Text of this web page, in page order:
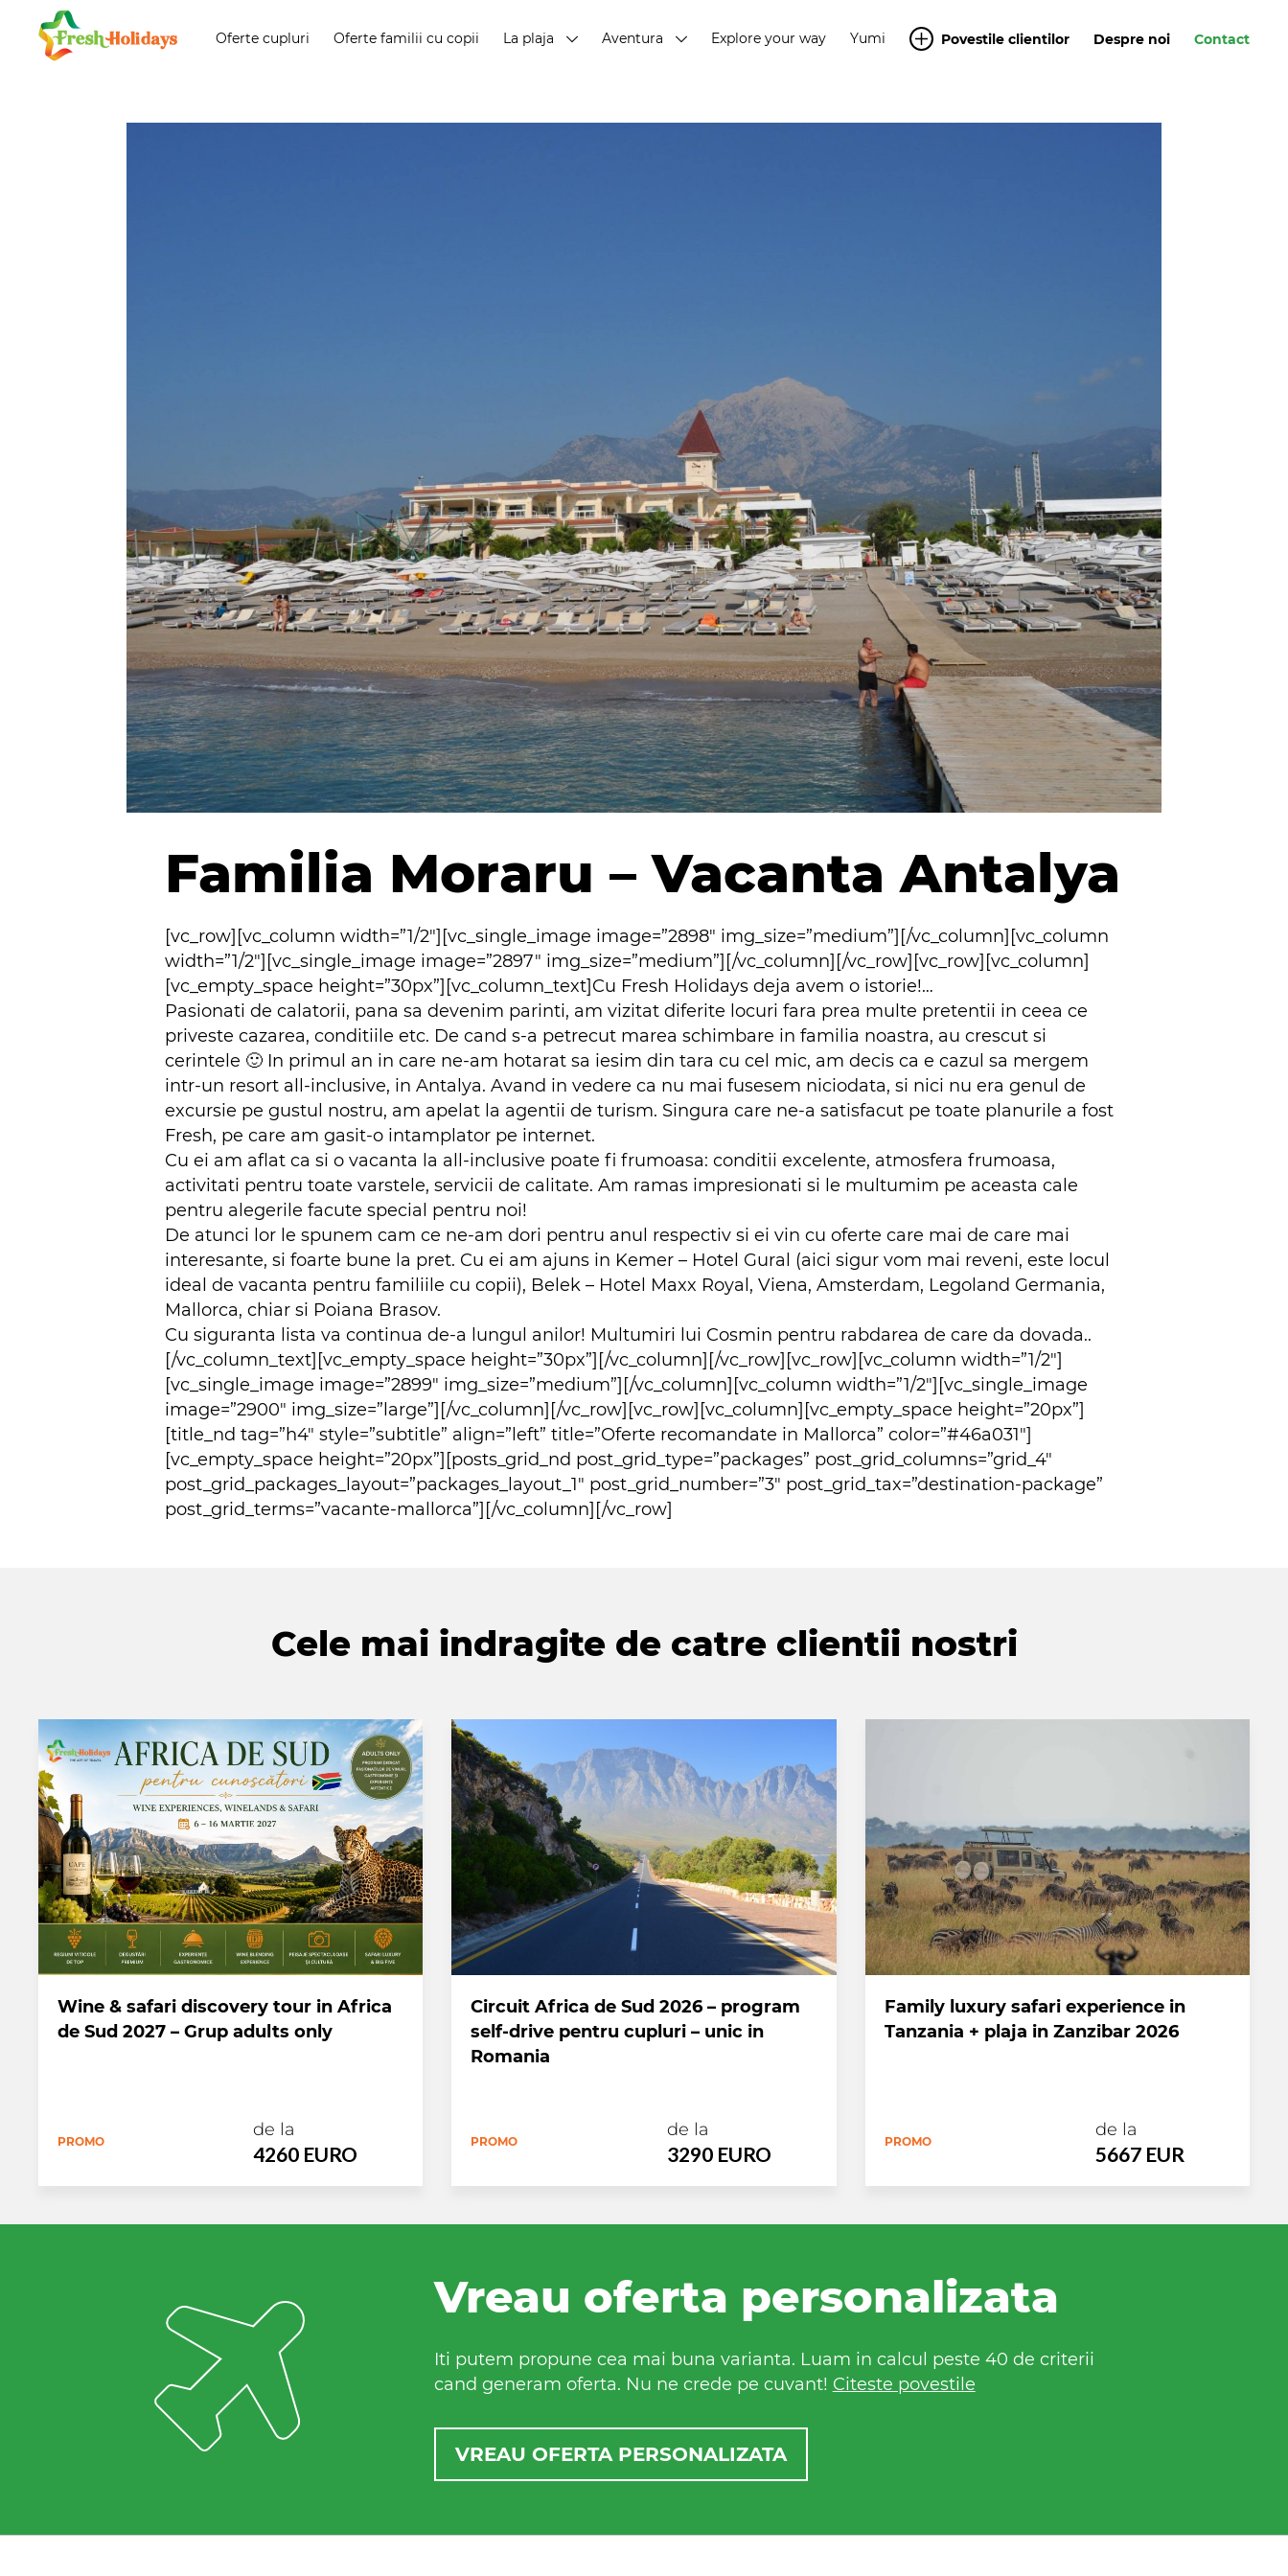
Oferte cupluri Oferte familii cu copii La plaja Aventura Explore your way Yumi Povestile clientilor Despre noi Contact
Familia Moraru – Vacanta Antalya
[vc_row][vc_column width=”1/2″][vc_single_image image=”2898″ img_size=”medium”][/vc_column][vc_column
width=”1/2″][vc_single_image image=”2897″ img_size=”medium”][/vc_column][/vc_row][vc_row][vc_column]
[vc_empty_space height=”30px”][vc_column_text]Cu Fresh Holidays deja avem o istorie!…
Pasionati de calatorii, pana sa devenim parinti, am vizitat diferite locuri fara prea multe pretentii in ceea ce
priveste cazarea, conditiile etc. De cand s-a petrecut marea schimbare in familia noastra, au crescut si
cerintele 🙂 In primul an in care ne-am hotarat sa iesim din tara cu cel mic, am decis ca e cazul sa mergem
intr-un resort all-inclusive, in Antalya. Avand in vedere ca nu mai fusesem niciodata, si nici nu era genul de
excursie pe gustul nostru, am apelat la agentii de turism. Singura care ne-a satisfacut pe toate planurile a fost
Fresh, pe care am gasit-o intamplator pe internet.
Cu ei am aflat ca si o vacanta la all-inclusive poate fi frumoasa: conditii excelente, atmosfera frumoasa,
activitati pentru toate varstele, servicii de calitate. Am ramas impresionati si le multumim pe aceasta cale
pentru alegerile facute special pentru noi!
De atunci lor le spunem cam ce ne-am dori pentru anul respectiv si ei vin cu oferte care mai de care mai
interesante, si foarte bune la pret. Cu ei am ajuns in Kemer – Hotel Gural (aici sigur vom mai reveni, este locul
ideal de vacanta pentru familiile cu copii), Belek – Hotel Maxx Royal, Viena, Amsterdam, Legoland Germania,
Mallorca, chiar si Poiana Brasov.
Cu siguranta lista va continua de-a lungul anilor! Multumiri lui Cosmin pentru rabdarea de care da dovada..
[/vc_column_text][vc_empty_space height=”30px”][/vc_column][/vc_row][vc_row][vc_column width=”1/2″]
[vc_single_image image=”2899″ img_size=”medium”][/vc_column][vc_column width=”1/2″][vc_single_image
image=”2900″ img_size=”large”][/vc_column][/vc_row][vc_row][vc_column][vc_empty_space height=”20px”]
[title_nd tag=”h4″ style=”subtitle” align=”left” title=”Oferte recomandate in Mallorca” color=”#46a031″]
[vc_empty_space height=”20px”][posts_grid_nd post_grid_type=”packages” post_grid_columns=”grid_4″
post_grid_packages_layout=”packages_layout_1″ post_grid_number=”3″ post_grid_tax=”destination-package”
post_grid_terms=”vacante-mallorca”][/vc_column][/vc_row]
Cele mai indragite de catre clientii nostri
Wine & safari discovery tour in Africa
de Sud 2027 – Grup adults only
PROMO
de la
4260 EURO
Circuit Africa de Sud 2026 – program
self-drive pentru cupluri – unic in
Romania
PROMO
de la
3290 EURO
Family luxury safari experience in
Tanzania + plaja in Zanzibar 2026
PROMO
de la
5667 EUR
Vreau oferta personalizata
Iti putem propune cea mai buna varianta. Luam in calcul peste 40 de criterii
cand generam oferta. Nu ne crede pe cuvant! Citeste povestile
VREAU OFERTA PERSONALIZATA